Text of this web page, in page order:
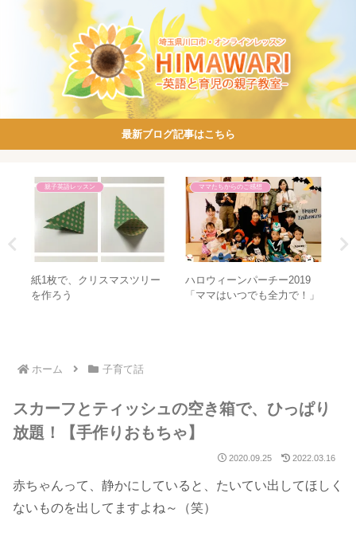
最新ブログ記事はこちら
子育て話
今の自分しか見えていない人
へ贈る言葉。
ママたちからのご感想
【ご感想】親からの読み聞か
せは、子どもの一生の財産に
ホーム 子育て話
スカーフとティッシュの空き箱で、ひっぱり
放題！【手作りおもちゃ】
2020.09.25 2022.03.16
赤ちゃんって、静かにしていると、たいてい出してほしく
ないものを出してますよね～（笑）